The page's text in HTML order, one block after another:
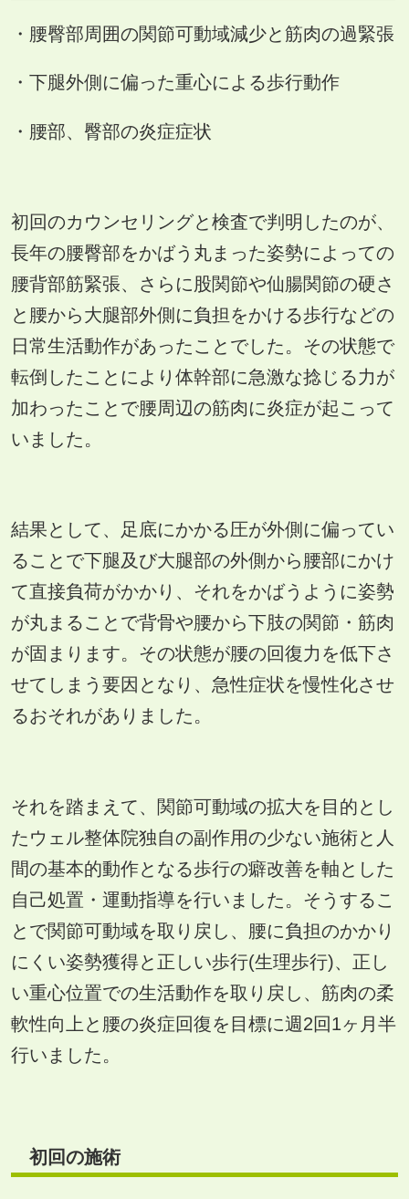
・腰臀部周囲の関節可動域減少と筋肉の過緊張
・下腿外側に偏った重心による歩行動作
・腰部、臀部の炎症症状
初回のカウンセリングと検査で判明したのが、
長年の腰臀部をかばう丸まった姿勢によっての
腰背部筋緊張、さらに股関節や仙腸関節の硬さ
と腰から大腿部外側に負担をかける歩行などの
日常生活動作があったことでした。その状態で
転倒したことにより体幹部に急激な捻じる力が
加わったことで腰周辺の筋肉に炎症が起こって
いました。
結果として、足底にかかる圧が外側に偏ってい
ることで下腿及び大腿部の外側から腰部にかけ
て直接負荷がかかり、それをかばうように姿勢
が丸まることで背骨や腰から下肢の関節・筋肉
が固まります。その状態が腰の回復力を低下さ
せてしまう要因となり、急性症状を慢性化させ
るおそれがありました。
それを踏まえて、関節可動域の拡大を目的とし
たウェル整体院独自の副作用の少ない施術と人
間の基本的動作となる歩行の癖改善を軸とした
自己処置・運動指導を行いました。そうするこ
とで関節可動域を取り戻し、腰に負担のかかり
にくい姿勢獲得と正しい歩行(生理歩行)、正し
い重心位置での生活動作を取り戻し、筋肉の柔
軟性向上と腰の炎症回復を目標に週2回1ヶ月半
行いました。
初回の施術